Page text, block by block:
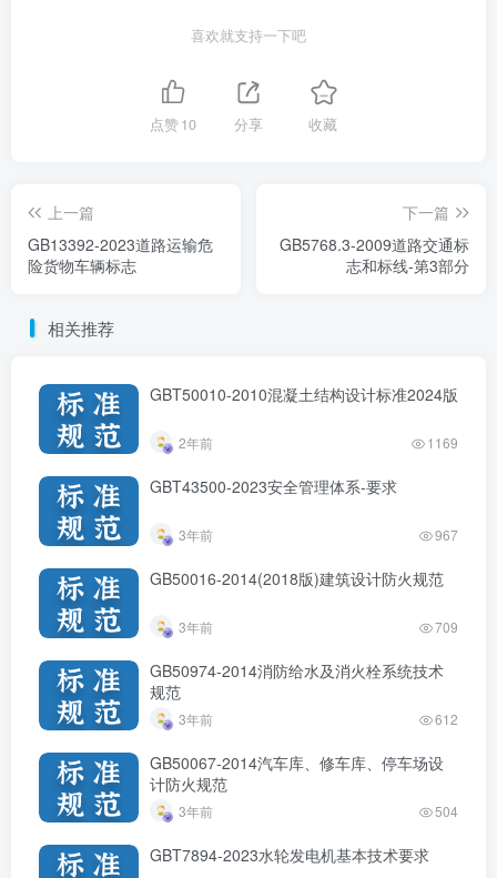
喜欢就支持一下吧
点赞10 分享 收藏
上一篇
GB13392-2023道路运输危
险货物车辆标志
下一篇
GB5768.3-2009道路交通标
志和标线-第3部分
相关推荐
GBT50010-2010混凝土结构设计标准2024版
2年前 1169
GBT43500-2023安全管理体系-要求
3年前 967
GB50016-2014(2018版)建筑设计防火规范
3年前 709
GB50974-2014消防给水及消火栓系统技术
规范
3年前 612
GB50067-2014汽车库、修车库、停车场设
计防火规范
3年前 504
GBT7894-2023水轮发电机基本技术要求